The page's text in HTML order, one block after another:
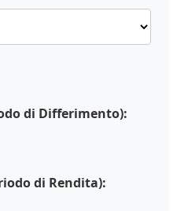
di Differimento):
di Rendita):